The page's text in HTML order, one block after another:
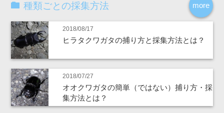
more
種類ごとの採集方法
2018/08/17
ヒラタクワガタの捕り方と採集方法とは？
2018/07/27
オオクワガタの簡単（ではない）捕り方・採
集方法とは？